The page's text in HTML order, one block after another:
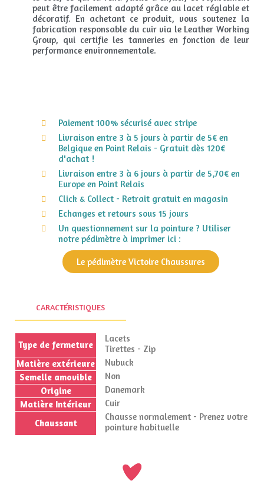
peut être facilement adapté grâce au lacet réglable et
décoratif. En achetant ce produit, vous soutenez la
fabrication responsable du cuir via le Leather Working
Group, qui certifie les tanneries en fonction de leur
performance environnementale.
Paiement 100% sécurisé avec stripe
Livraison entre 3 à 5 jours à partir de 5€ en
Belgique en Point Relais - Gratuit dès 120€
d'achat !
Livraison entre 3 à 6 jours à partir de 5,70€ en
Europe en Point Relais
Click & Collect - Retrait gratuit en magasin
Echanges et retours sous 15 jours
Un questionnement sur la pointure ? Utiliser
notre pédimètre à imprimer ici :
Le pédimètre Victoire Chaussures
CARACTÉRISTIQUES
Type de fermeture
Lacets
Tirettes - Zip
Matière extérieure
Nubuck
Semelle amovible
Non
Origine
Danemark
Matière Intérieur
Cuir
Chaussant
Chausse normalement - Prenez votre
pointure habituelle